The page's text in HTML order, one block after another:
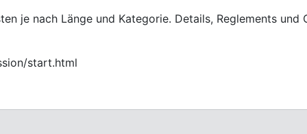
je nach Länge und Kategorie. Details, Reglements
start.html